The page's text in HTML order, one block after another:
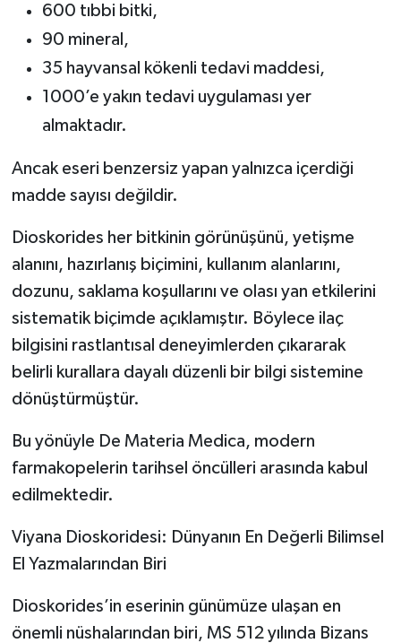
600 tıbbi bitki,
90 mineral,
35 hayvansal kökenli tedavi maddesi,
1000’e yakın tedavi uygulaması yer
almaktadır.
Ancak eseri benzersiz yapan yalnızca içerdiği
madde sayısı değildir.
Dioskorides her bitkinin görünüşünü, yetişme
alanını, hazırlanış biçimini, kullanım alanlarını,
dozunu, saklama koşullarını ve olası yan etkilerini
sistematik biçimde açıklamıştır. Böylece ilaç
bilgisini rastlantısal deneyimlerden çıkararak
belirli kurallara dayalı düzenli bir bilgi sistemine
dönüştürmüştür.
Bu yönüyle De Materia Medica, modern
farmakopelerin tarihsel öncülleri arasında kabul
edilmektedir.
Viyana Dioskoridesi: Dünyanın En Değerli Bilimsel
El Yazmalarından Biri
Dioskorides’in eserinin günümüze ulaşan en
önemli nüshalarından biri, MS 512 yılında Bizans